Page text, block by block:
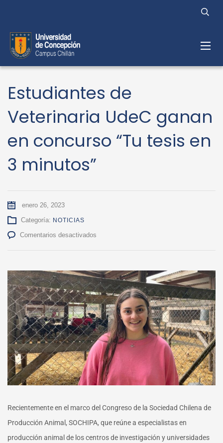
Estudiantes de
Veterinaria UdeC ganan
en concurso “Tu tesis en
3 minutos”
enero 26, 2023
Categoría: NOTICIAS
Comentarios desactivados
UdeC
ganan
en
concurso
“Tu
tesis
en
3
minutos”
Recientemente en el marco del Congreso de la Sociedad Chilena de
Producción Animal, SOCHIPA, que reúne a especialistas en
producción animal de los centros de investigación y universidades